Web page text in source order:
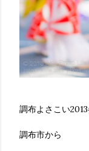
調布よさこい
調布市から